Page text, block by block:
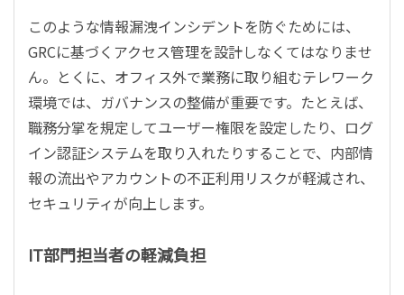
このような情報漏洩インシデントを防ぐためには、
GRCに基づくアクセス管理を設計しなくてはなりませ
ん。とくに、オフィス外で業務に取り組むテレワーク
環境では、ガバナンスの整備が重要です。たとえば、
職務分掌を規定してユーザー権限を設定したり、ログ
イン認証システムを取り入れたりすることで、内部情
報の流出やアカウントの不正利用リスクが軽減され、
セキュリティが向上します。
IT部門担当者の軽減負担